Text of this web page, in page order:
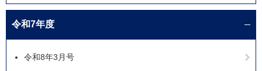
令和7年度
令和8年3月号